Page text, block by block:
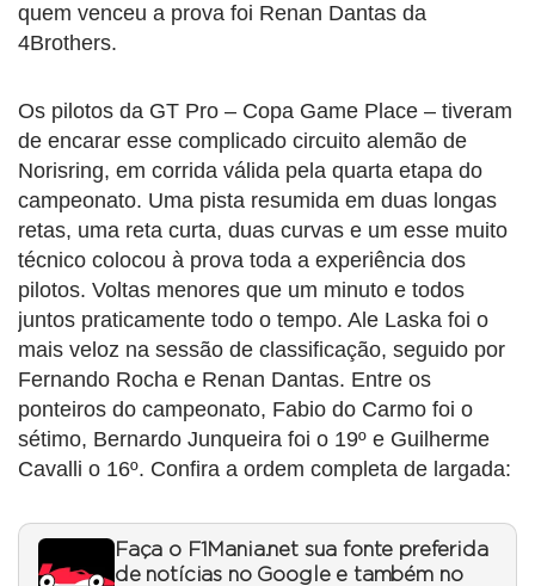
quem venceu a prova foi Renan Dantas da
4Brothers.
Os pilotos da GT Pro – Copa Game Place – tiveram
de encarar esse complicado circuito alemão de
Norisring, em corrida válida pela quarta etapa do
campeonato. Uma pista resumida em duas longas
retas, uma reta curta, duas curvas e um esse muito
técnico colocou à prova toda a experiência dos
pilotos. Voltas menores que um minuto e todos
juntos praticamente todo o tempo. Ale Laska foi o
mais veloz na sessão de classificação, seguido por
Fernando Rocha e Renan Dantas. Entre os
ponteiros do campeonato, Fabio do Carmo foi o
sétimo, Bernardo Junqueira foi o 19º e Guilherme
Cavalli o 16º. Confira a ordem completa de largada:
Faça o F1Mania.net sua fonte preferida
de notícias no Google e também no